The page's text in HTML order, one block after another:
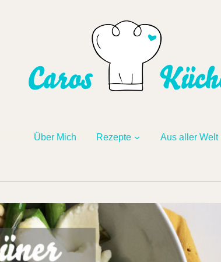
Über Mich Rezepte Aus aller Welt